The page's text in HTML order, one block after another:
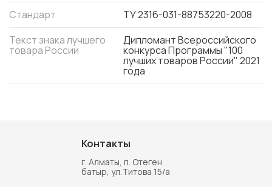
Стандарт
ТУ 2316-031-88753220-2008
Текст знака лучшего
товара России
Дипломант Всероссийского
конкурса Программы "100
лучших товаров России" 2021
года
Контакты
г. Алматы, п. Отеген
батыр, ул.Титова 15/а